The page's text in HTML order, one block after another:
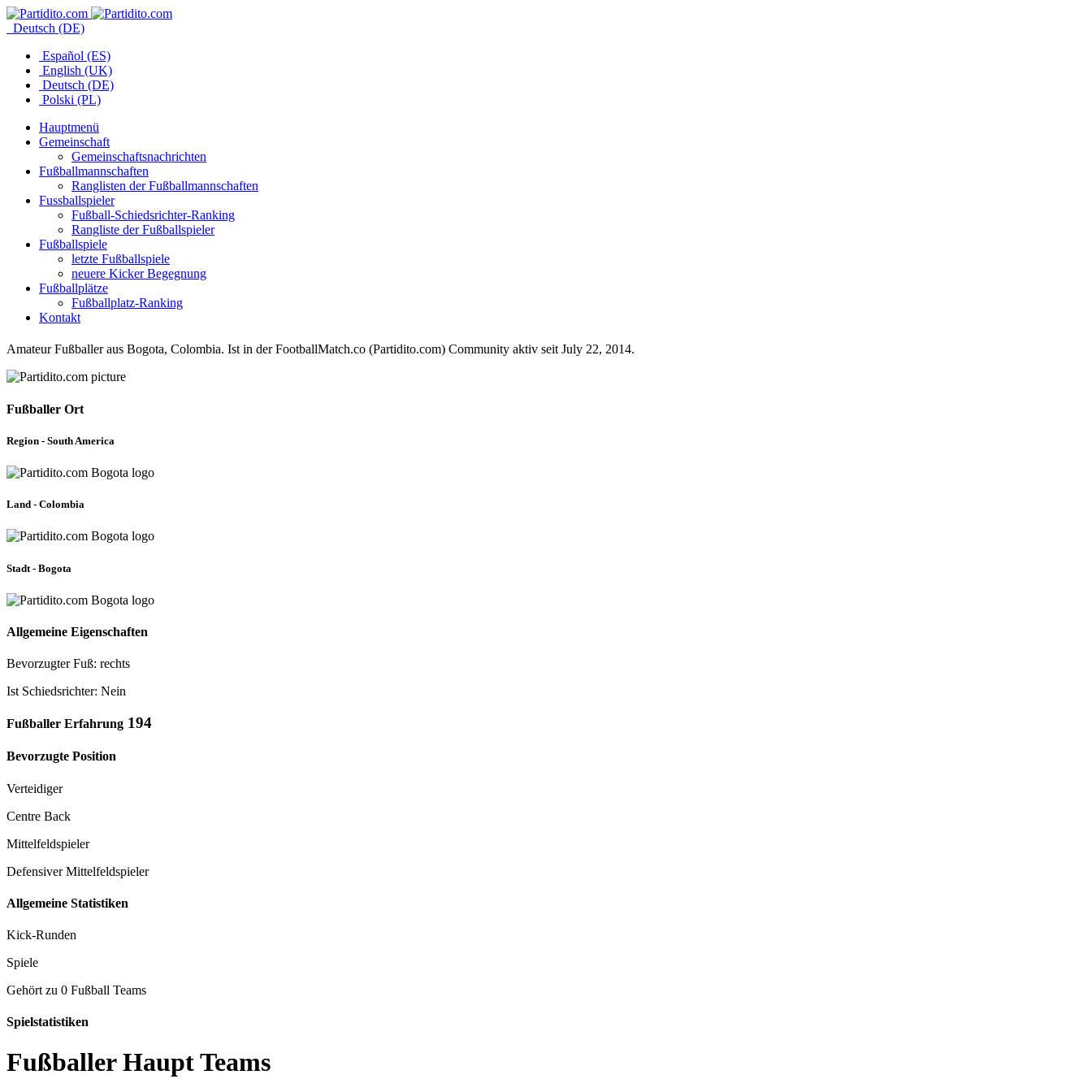
Deutsch (DE)
Español (ES)
English (UK)
Deutsch (DE)
Polski (PL)
Hauptmenü
Gemeinschaft
Gemeinschaftsnachrichten
Fußballmannschaften
Ranglisten der Fußballmannschaften
Fussballspieler
Fußball-Schiedsrichter-Ranking
Rangliste der Fußballspieler
Fußballspiele
letzte Fußballspiele
neuere Kicker Begegnung
Fußballplätze
Fußballplatz-Ranking
Kontakt
Amateur Fußballer aus Bogota, Colombia. Ist in der FootballMatch.co (Partidito.com) Community aktiv seit July 22, 2014.
Fußballer Ort
Region - South America
Land - Colombia
Stadt - Bogota
Allgemeine Eigenschaften
Bevorzugter Fuß: rechts
Ist Schiedsrichter: Nein
Fußballer Erfahrung 194
Bevorzugte Position
Verteidiger
Centre Back
Mittelfeldspieler
Defensiver Mittelfeldspieler
Allgemeine Statistiken
Kick-Runden
Spiele
Gehört zu 0 Fußball Teams
Spielstatistiken
Fußballer Haupt Teams